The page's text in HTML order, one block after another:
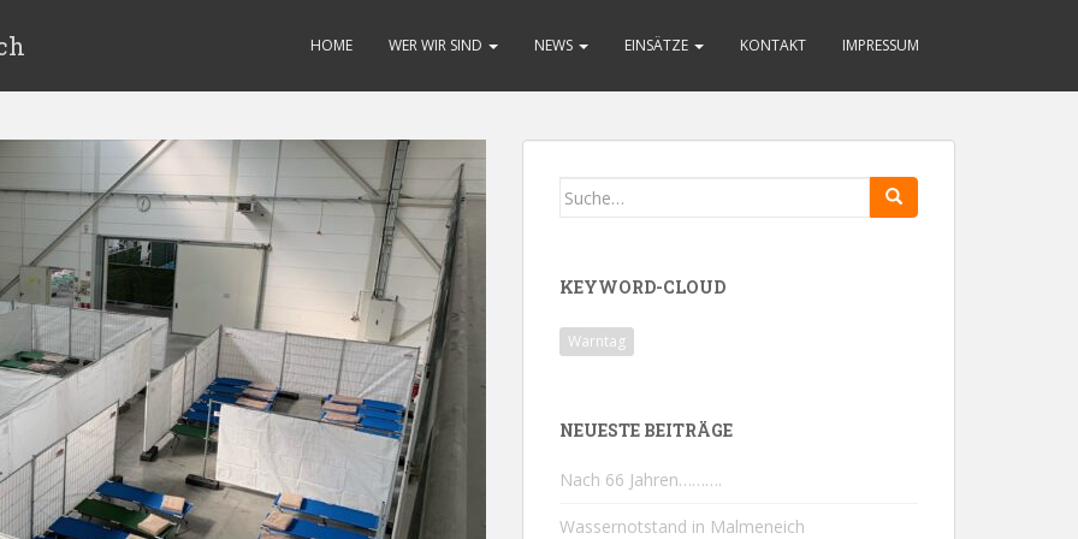
HOME WER WIR SIND NEWS EINSÄTZE KONTAKT IMPRESSUM
Search
KEYWORD-CLOUD
Warntag
NEUESTE BEITRÄGE
Nach 66 Jahren……….
Wassernotstand in Malmeneich